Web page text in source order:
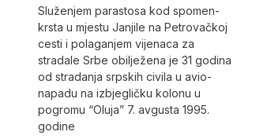
Služenjem parastosa kod spomen-
krsta u mjestu Janjile na Petrovačkoj
cesti i polaganjem vijenaca za
stradale Srbe obilježena je 31 godina
od stradanja srpskih civila u avio-
napadu na izbjegličku kolonu u
pogromu “Oluja” 7. avgusta 1995.
godine